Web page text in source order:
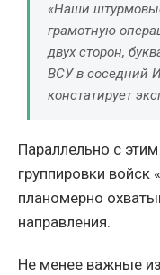
«Наши
грамотную
двух сторон,
ВСУ в соседний
констатирует
Параллельно с
группировки войск
планомерно
направления.
Не менее важные